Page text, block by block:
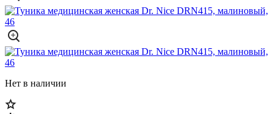
Нет в наличии